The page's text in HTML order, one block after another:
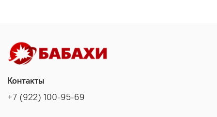
Контакты
+7 (922) 100-95-69